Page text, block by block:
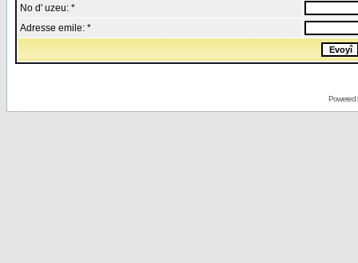
No d' uzeu: *
Adresse emile: *
Powered